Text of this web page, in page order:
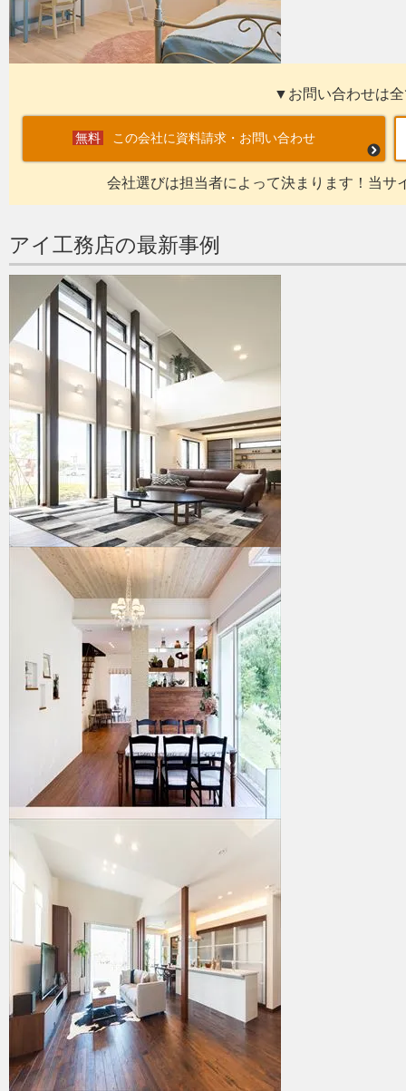
▼お問い合わせは
この会社に資料請求・お問い合わせ
会社選びは担当者によって決まります！当サ
アイ工務店の最新事例